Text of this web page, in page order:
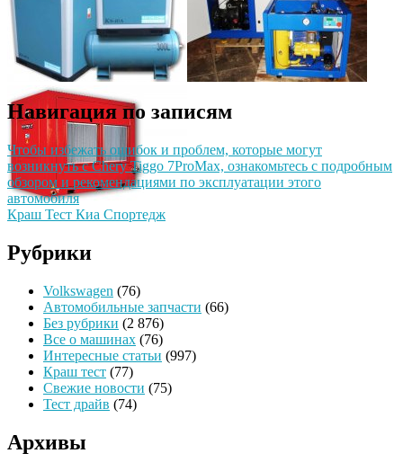
Навигация по записям
Чтобы избежать ошибок и проблем, которые могут
возникнуть с Chery Tiggo 7ProMax, ознакомьтесь с подробным
обзором и рекомендациями по эксплуатации этого
автомобиля
Краш Тест Киа Спортедж
Рубрики
Volkswagen (76)
Автомобильные запчасти (66)
Без рубрики (2 876)
Все о машинах (76)
Интересные статьи (997)
Краш тест (77)
Свежие новости (75)
Тест драйв (74)
Архивы